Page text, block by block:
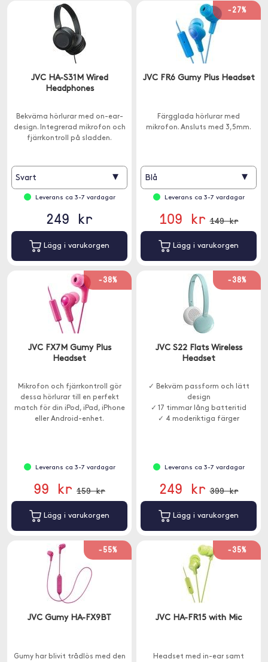
JVC HA-S31M Wired
Headphones
Bekväma hörlurar med on-ear-
design. Integrerad mikrofon och
fjärrkontroll på sladden.
Svart ▾
Leverans ca 3-7 vardagar
249 kr
Lägg i varukorgen
-27%
JVC FR6 Gumy Plus Headset
Färgglada hörlurar med
mikrofon. Ansluts med 3,5mm.
Blå ▾
Leverans ca 3-7 vardagar
109 kr 149 kr
Lägg i varukorgen
-38%
JVC FX7M Gumy Plus
Headset
Mikrofon och fjärrkontroll gör
dessa hörlurar till en perfekt
match för din iPod, iPad, iPhone
eller Android-enhet.
Leverans ca 3-7 vardagar
99 kr 159 kr
Lägg i varukorgen
-38%
JVC S22 Flats Wireless
Headset
✓ Bekväm passform och lätt
design
✓ 17 timmar lång batteritid
✓ 4 moderiktiga färger
Leverans ca 3-7 vardagar
249 kr 399 kr
Lägg i varukorgen
-55%
JVC Gumy HA-FX9BT
Gumy har blivit trådlös med den
-35%
JVC HA-FR15 with Mic
Headset med in-ear samt